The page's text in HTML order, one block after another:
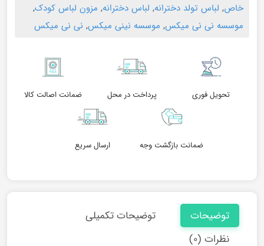
خاص, لباس تولد دخترانه, لباس دخترانه, مزون لباس کودک,
موسسه نی نی میکس, موسسه نینی میکس, نی نی میکس
تحویل فوری پرداخت در محل ضمانت اصالت کالا
ضمانت بازگشت وجه ارسال سریع
توضیحات
توضیحات تکمیلی
نظرات (۰)